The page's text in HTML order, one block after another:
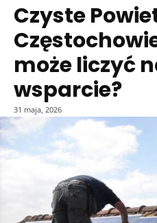
Czyste
może liczyć
wsparcie?
31 maja, 2026